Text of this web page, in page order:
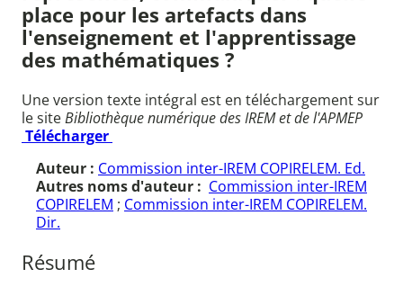
place pour les artefacts dans
l'enseignement et l'apprentissage
des mathématiques ?
Une version texte intégral est en téléchargement sur
le siteBibliothèque numérique des IREM et de l'APMEP
Télécharger
Auteur : Commission inter-IREM COPIRELEM. Ed.
Autres noms d'auteur : Commission inter-IREM
COPIRELEM ; Commission inter-IREM COPIRELEM.
Dir.
Résumé